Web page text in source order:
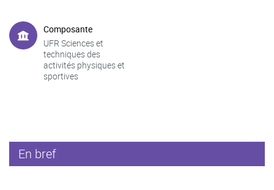
Composante
UFR Sciences et
techniques des
activités physiques et
sportives
En bref